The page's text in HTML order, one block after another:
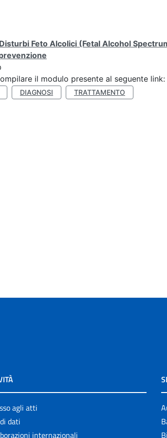
Feto Alcolici (Fetal Alcohol
il modulo presente al seguente
DIAGNOSI TRATTAMENTO
agli atti
dati
internazionali